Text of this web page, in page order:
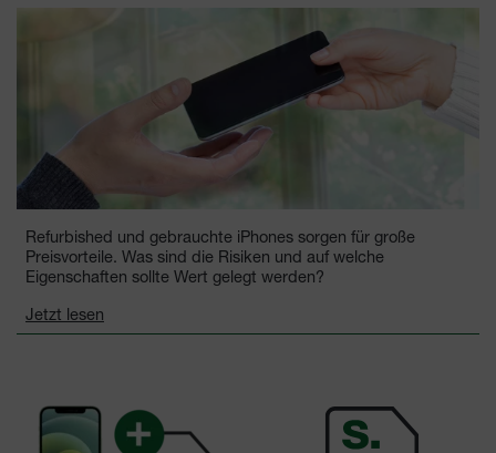
Refurbished und gebrauchte iPhones sorgen für große
Preisvorteile. Was sind die Risiken und auf welche
Eigenschaften sollte Wert gelegt werden?
Jetzt lesen